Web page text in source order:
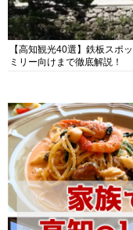
【高知観光40選】鉄板スポ
ミリー向けまで徹底解説！